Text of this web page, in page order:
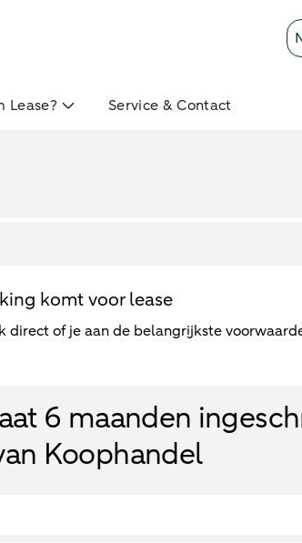
Lease? Service & Contact
komt voor lease
direct of je aan de belangrijkste
6 maanden
Koophandel